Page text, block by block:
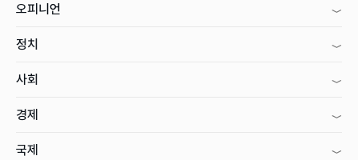
오피니언
정치
사회
경제
국제